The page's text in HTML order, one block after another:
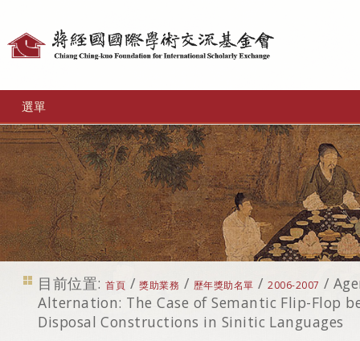
選單
目前位置: 首頁 /獎助業務 / 歷年獎助名單 /2006-2007 /
Alternation: The Case of Semantic Flip-Flop
Disposal Constructions in Sinitic Languages